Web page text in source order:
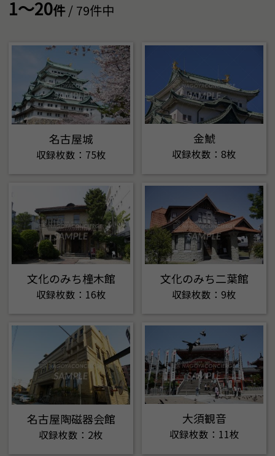
1～20件/ 79件中
名古屋城
収録枚数：75枚
金鯱
収録枚数：8枚
文化のみち橦木館
収録枚数：16枚
文化のみち二葉館
収録枚数：9枚
名古屋陶磁器会館
収録枚数：2枚
大須観音
収録枚数：11枚